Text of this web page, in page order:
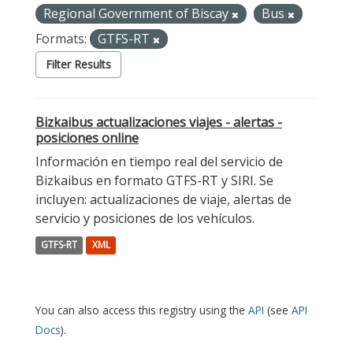
Regional Government of Biscay
Bus
Formats:
GTFS-RT
Filter Results
Bizkaibus actualizaciones viajes - alertas -
posiciones online
Información en tiempo real del servicio de
Bizkaibus en formato GTFS-RT y SIRI. Se
incluyen: actualizaciones de viaje, alertas de
servicio y posiciones de los vehículos.
GTFS-RT XML
You can also access this registry using the API (see API
Docs).